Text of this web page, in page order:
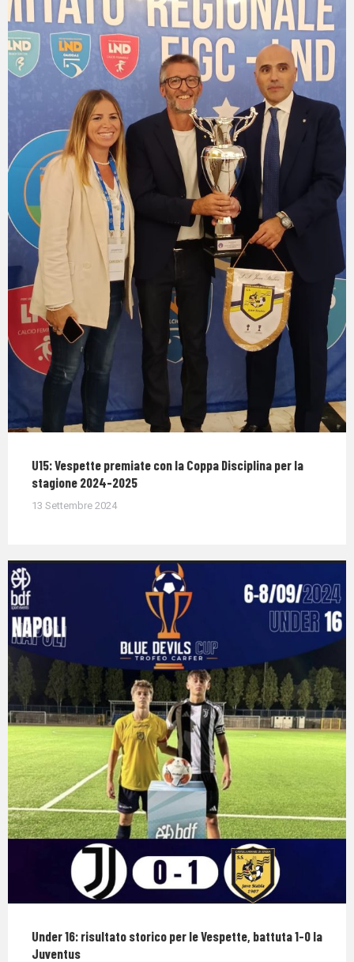
U15: Vespette premiate con la Coppa Disciplina per la
stagione 2024-2025
13 Settembre 2024
Under 16: risultato storico per le Vespette, battuta 1-0 la
Juventus